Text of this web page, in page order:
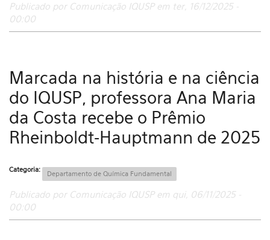
Publicado por Comunicação IQUSP em ter, 16/12/2025 -
00:00
Marcada na história e na ciência
do IQUSP, professora Ana Maria
da Costa recebe o Prêmio
Rheinboldt-Hauptmann de 2025
Categoria: Departamento de Química Fundamental
Publicado por Comunicação IQUSP em qui, 06/11/2025 -
00:00